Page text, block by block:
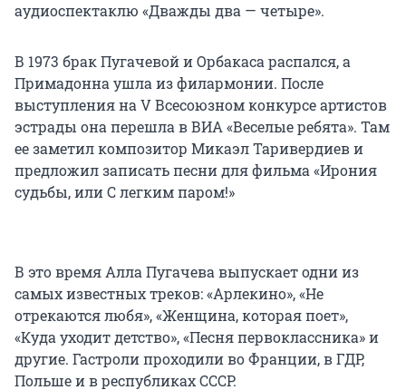
аудиоспектаклю «Дважды два — четыре».
В 1973 брак Пугачевой и Орбакаса распался, а
Примадонна ушла из филармонии. После
выступления на V Всесоюзном конкурсе артистов
эстрады она перешла в ВИА «Веселые ребята». Там
ее заметил композитор Микаэл Таривердиев и
предложил записать песни для фильма «Ирония
судьбы, или С легким паром!»
В это время Алла Пугачева выпускает одни из
самых известных треков: «Арлекино», «Не
отрекаются любя», «Женщина, которая поет»,
«Куда уходит детство», «Песня первоклассника» и
другие. Гастроли проходили во Франции, в ГДР,
Польше и в республиках СССР.